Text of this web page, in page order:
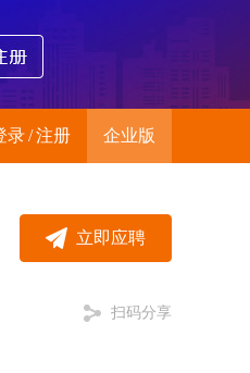
录/注册 企业版
立即应聘
扫码分享